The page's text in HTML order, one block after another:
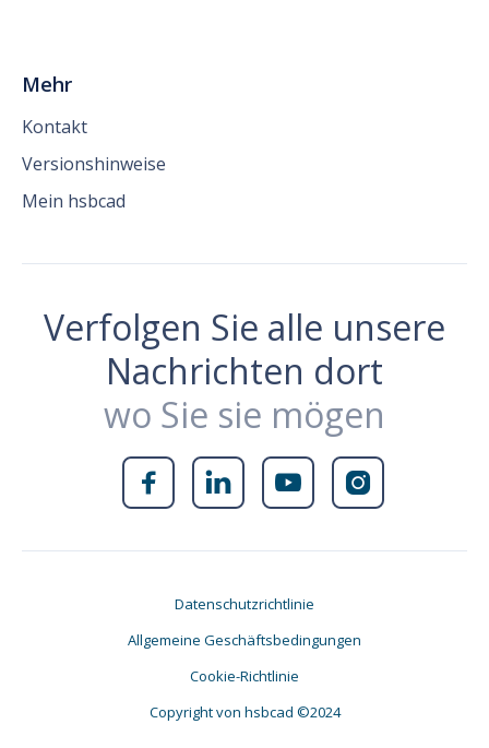
Mehr
Kontakt
Versionshinweise
Mein hsbcad
Verfolgen Sie alle unsere
Nachrichten dort
wo Sie sie mögen
   
Datenschutzrichtlinie
Allgemeine Geschäftsbedingungen
Cookie-Richtlinie
Copyright von hsbcad ©2024